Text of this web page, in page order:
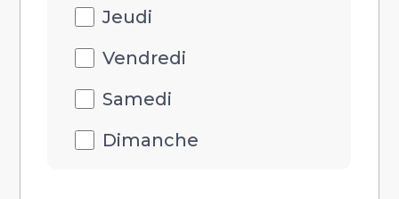
Jeudi
Vendredi
Samedi
Dimanche